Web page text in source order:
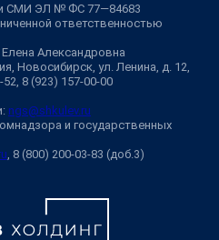
СМИ ЭЛ № ФС 77—84683
ответственностью
Александровна
Новосибирск, ул. Ленина, д. 12,
8 (923) 157-00-00
ngs@shkulev.ru
и государственных
, 8 (800) 200-03-83 (доб.3)